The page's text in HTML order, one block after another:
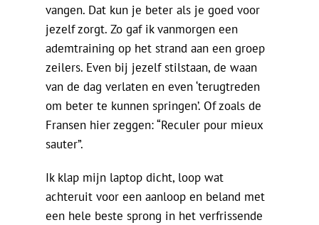
vangen. Dat kun je beter als je goed voor
jezelf zorgt. Zo gaf ik vanmorgen een
ademtraining op het strand aan een groep
zeilers. Even bij jezelf stilstaan, de waan
van de dag verlaten en even ‘terugtreden
om beter te kunnen springen’. Of zoals de
Fransen hier zeggen: “Reculer pour mieux
sauter”.
Ik klap mijn laptop dicht, loop wat
achteruit voor een aanloop en beland met
een hele beste sprong in het verfrissende